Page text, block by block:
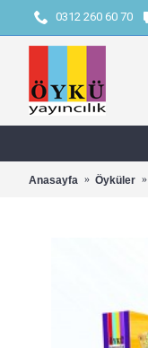
0312 260 60 70
Anasayfa Öyküler